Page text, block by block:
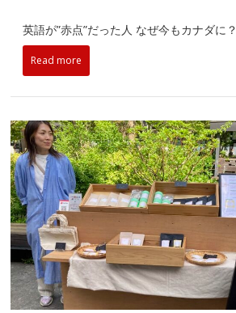
英語が”赤点”だった人 なぜ今もカナダに？
Read more